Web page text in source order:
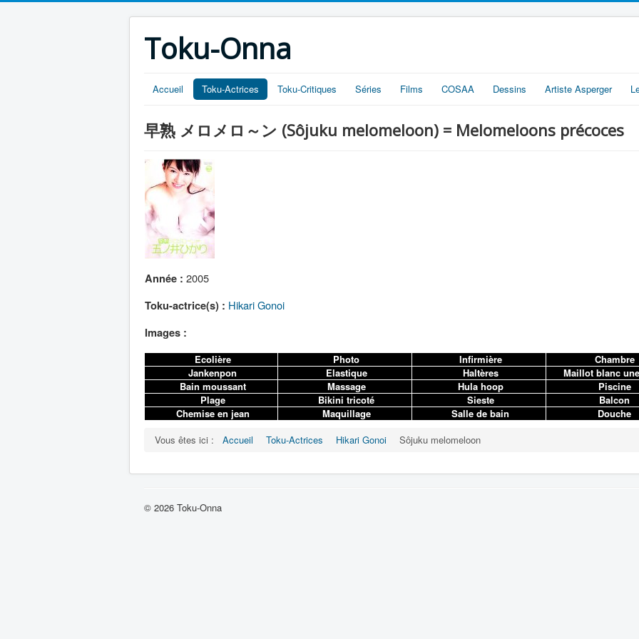
Toku-Onna
Accueil Toku-Actrices Toku-Critiques Séries Films COSAA Dessins Artiste Asperger
早熟 メロメロ～ン (Sôjuku melomeloon) = Melomeloons précoces
Année : 2005
Toku-actrice(s) : Hikari Gonoi
Images :
Ecolière Photo Infirmière Chambre
Jankenpon
Elastique Haltères Maillot blanc
Bain moussant
Massage Hula hoop Piscine
Plage
Bikini tricoté Sieste Balcon
Chemise en jean
Maquillage Salle de bain
Douche
Vous êtes ici :
Accueil Toku-Actrices Hikari Gonoi Sôjuku melomeloon
© 2026 Toku-Onna